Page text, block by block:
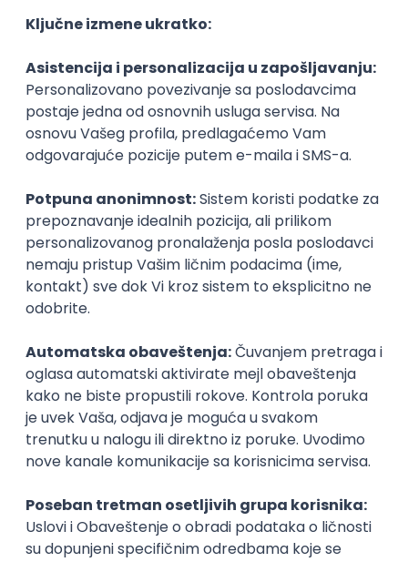
SENIORITET
NAČIN RADA
Najnoviji poslovi svakog dana u tvom
inboxu
Prijavi se
Istaknuti poslodavci
transparentnost domaćeg IT tržišta rada i
efikasno spajamo kandidate i poslodavce.